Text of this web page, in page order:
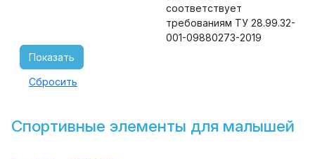
соответствует
требованиям ТУ 28.99.32-
001-09880273-2019
Спортивные элементы для малышей